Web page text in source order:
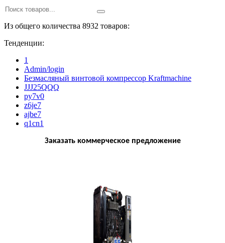
Из общего количества 8932 товаров:
Тенденции:
1
Admin/login
Безмасляный винтовой компрессор Kraftmaсhine
JJJ25QQQ
py7v0
z6je7
ajbe7
q1cn1
Заказать коммерческое предложение